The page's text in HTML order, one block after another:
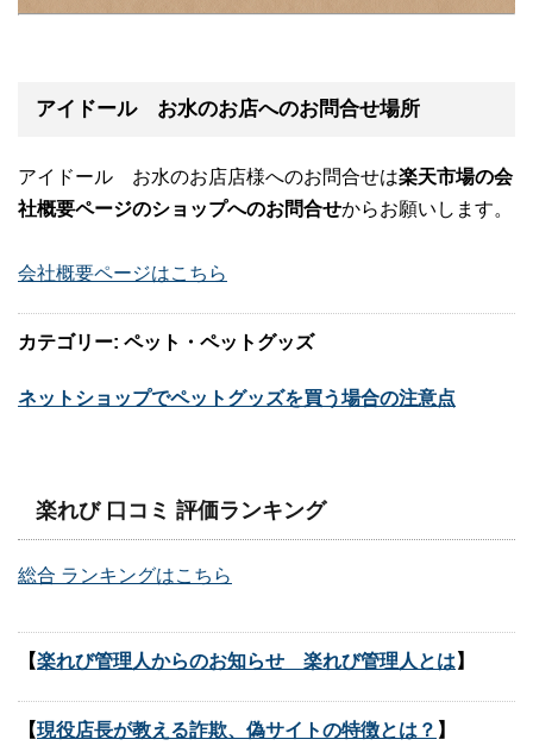
アイドール お水のお店へのお問合せ場所
アイドール お水のお店店様へのお問合せは楽天市場の会
社概要ページのショップへのお問合せからお願いします。
会社概要ページはこちら
カテゴリー: ペット・ペットグッズ
ネットショップでペットグッズを買う場合の注意点
楽れび 口コミ 評価ランキング
総合 ランキングはこちら
【楽れび管理人からのお知らせ 楽れび管理人とは 】
【現役店長が教える詐欺、偽サイトの特徴とは？ 】